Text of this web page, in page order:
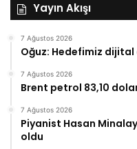
Yayın Akışı
7 Ağustos 2026
Oğuz: Hedefimiz
7 Ağustos 2026
Brent petrol 83,10
7 Ağustos 2026
Piyanist Hasan
oldu